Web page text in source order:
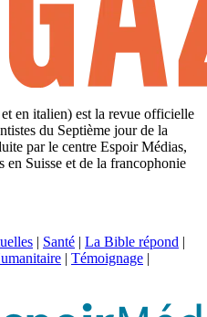
en italien) est la revue officielle
du Septième jour de la
par le centre Espoir Médias,
en Suisse et de la francophonie
| Santé | La Bible répond |
| Témoignage |